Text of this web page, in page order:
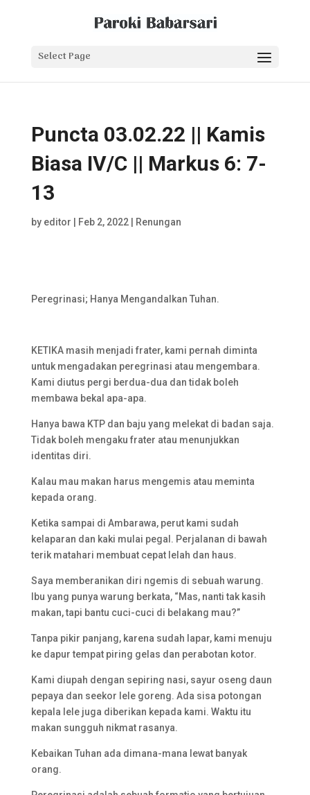
Select Page
Puncta 03.02.22 || Kamis
Biasa IV/C || Markus 6: 7-
13
by editor Feb 2, 2022| Renungan
Peregrinasi; Hanya Mengandalkan Tuhan.
KETIKA masih menjadi frater, kami pernah diminta
untuk mengadakan peregrinasi atau mengembara.
Kami diutus pergi berdua-dua dan tidak boleh
membawa bekal apa-apa.
Hanya bawa KTP dan baju yang melekat di badan saja.
Tidak boleh mengaku frater atau menunjukkan
identitas diri.
Kalau mau makan harus mengemis atau meminta
kepada orang.
Ketika sampai di Ambarawa, perut kami sudah
kelaparan dan kaki mulai pegal. Perjalanan di bawah
terik matahari membuat cepat lelah dan haus.
Saya memberanikan diri ngemis di sebuah warung.
Ibu yang punya warung berkata, “Mas, nanti tak kasih
makan, tapi bantu cuci-cuci di belakang mau?”
Tanpa pikir panjang, karena sudah lapar, kami menuju
ke dapur tempat piring gelas dan perabotan kotor.
Kami diupah dengan sepiring nasi, sayur oseng daun
pepaya dan seekor lele goreng. Ada sisa potongan
kepala lele juga diberikan kepada kami. Waktu itu
makan sungguh nikmat rasanya.
Kebaikan Tuhan ada dimana-mana lewat banyak
orang.